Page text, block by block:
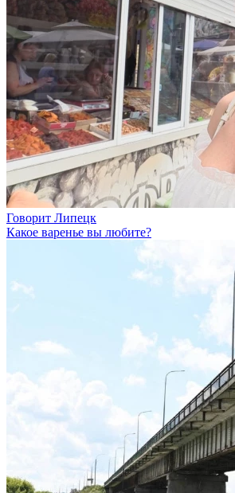
Говорит Липецк
Какое варенье вы любите?